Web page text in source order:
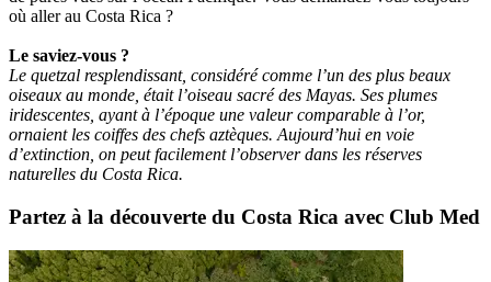
où aller au Costa Rica ?
Le saviez-vous ?
Le quetzal resplendissant, considéré comme l’un des plus beaux
oiseaux au monde, était l’oiseau sacré des Mayas. Ses plumes
iridescentes, ayant à l’époque une valeur comparable à l’or,
ornaient les coiffes des chefs aztèques. Aujourd’hui en voie
d’extinction, on peut facilement l’observer dans les réserves
naturelles du Costa Rica.
Partez à la découverte du Costa Rica avec Club Med